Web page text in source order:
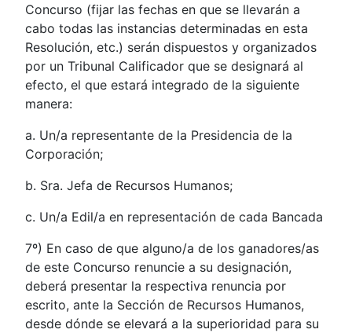
Concurso (fijar las fechas en que se llevarán a
cabo todas las instancias determinadas en esta
Resolución, etc.) serán dispuestos y organizados
por un Tribunal Calificador que se designará al
efecto, el que estará integrado de la siguiente
manera:
a. Un/a representante de la Presidencia de la
Corporación;
b. Sra. Jefa de Recursos Humanos;
c. Un/a Edil/a en representación de cada Bancada
7º) En caso de que alguno/a de los ganadores/as
de este Concurso renuncie a su designación,
deberá presentar la respectiva renuncia por
escrito, ante la Sección de Recursos Humanos,
desde dónde se elevará a la superioridad para su